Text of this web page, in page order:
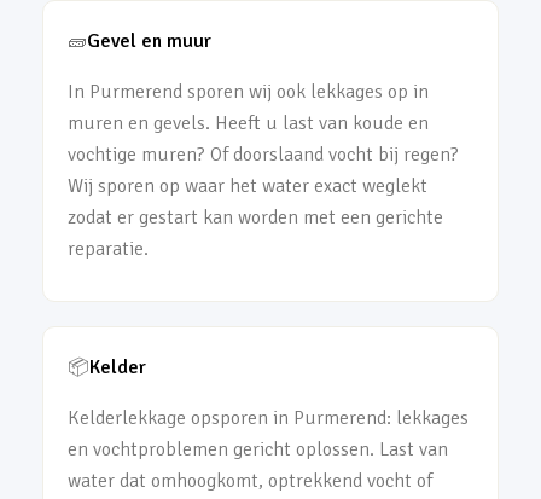
🧱Gevel en muur
In Purmerend sporen wij ook lekkages op in
muren en gevels. Heeft u last van koude en
vochtige muren? Of doorslaand vocht bij regen?
Wij sporen op waar het water exact weglekt
zodat er gestart kan worden met een gerichte
reparatie.
📦Kelder
Kelderlekkage opsporen in Purmerend: lekkages
en vochtproblemen gericht oplossen. Last van
water dat omhoogkomt, optrekkend vocht of